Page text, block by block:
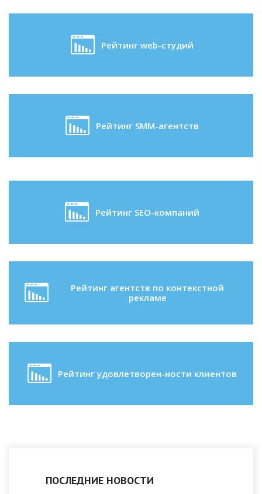
Рейтинг web-студий
Рейтинг SMM-агентств
Рейтинг SEO-компаний
Рейтинг агентств по контекстной
рекламе
Рейтинг удовлетворен-ности клиентов
ПОСЛЕДНИЕ НОВОСТИ